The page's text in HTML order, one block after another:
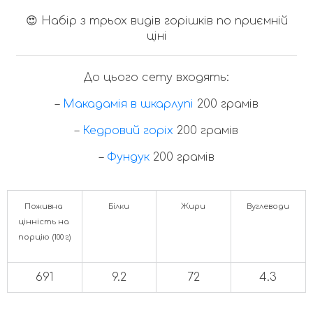
😍 Набір з трьох видів горішків по приємній
ціні
До цього сету входять:
– Макадамія в шкарлупі 200 грамів
– Кедровий горіх 200 грамів
– Фундук200 грамів
Поживна
цінність на
порцію (100 г)
Білки Жири Вуглеводи
691 9.2 72 4.3